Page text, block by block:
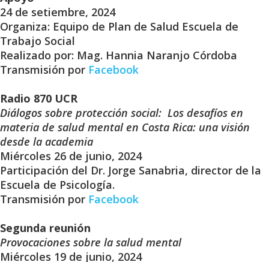
24 de setiembre, 2024
Organiza: Equipo de Plan de Salud Escuela de
Trabajo Social
Realizado por: Mag. Hannia Naranjo Córdoba
Transmisión por Facebook
Radio 870 UCR
Diálogos sobre protección social: Los desafíos en
materia de salud mental en Costa Rica: una visión
desde la academia
Miércoles 26 de junio, 2024
Participación del Dr. Jorge Sanabria, director de la
Escuela de Psicología.
Transmisión por Facebook
Segunda reunión
Provocaciones sobre la salud mental
Miércoles 19 de junio, 2024